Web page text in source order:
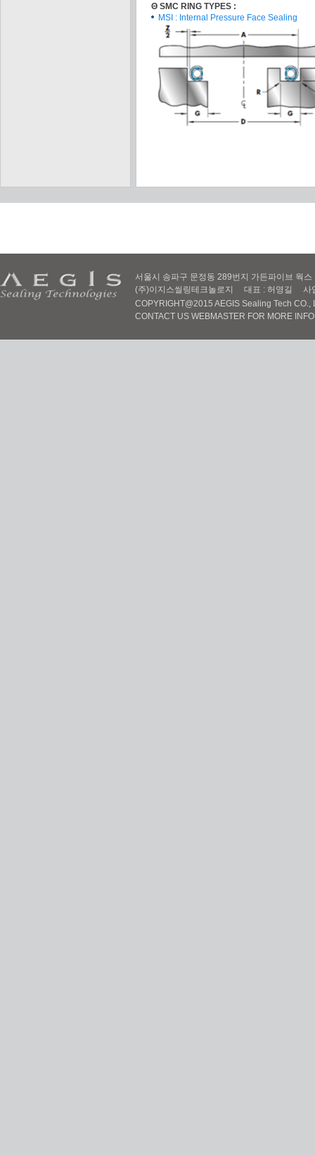
Θ SMC RING TYPES :
MSI : Internal Pressure Face Sealing
서울시 송파구 문정동 289번지 가든파이브 웍
(주)이지스씰링테크놀로지 대표 : 허영길 사
COPYRIGHT@2015 AEGIS Sealing Tech CO.,
CONTACT US WEBMASTER FOR MORE